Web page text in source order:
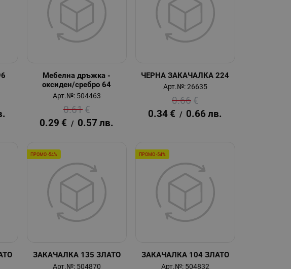
Мебелна дръжка -
оксиден/сребро 64
Арт.№: 504463
0.61 €
0.29 € / 0.57 лв.
ЧЕРНА ЗАКАЧАЛКА 224
Арт.№: 26635
0.66 €
0.34 € / 0.66лв.
ЗАКАЧАЛКА 135 ЗЛАТО
Арт.№: 504870
ПРОМО -54%
ЗАКАЧАЛКА 104 ЗЛАТО
Арт.№: 504832
ПРОМО -54%